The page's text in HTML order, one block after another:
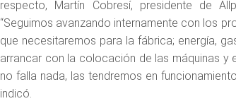
respecto, Martín Cobresí, presidente de
“Seguimos avanzando internamente con los
que necesitaremos para la fábrica; energía,
arrancar con la colocación de las máquinas y
no falla nada, las tendremos en
indicó.